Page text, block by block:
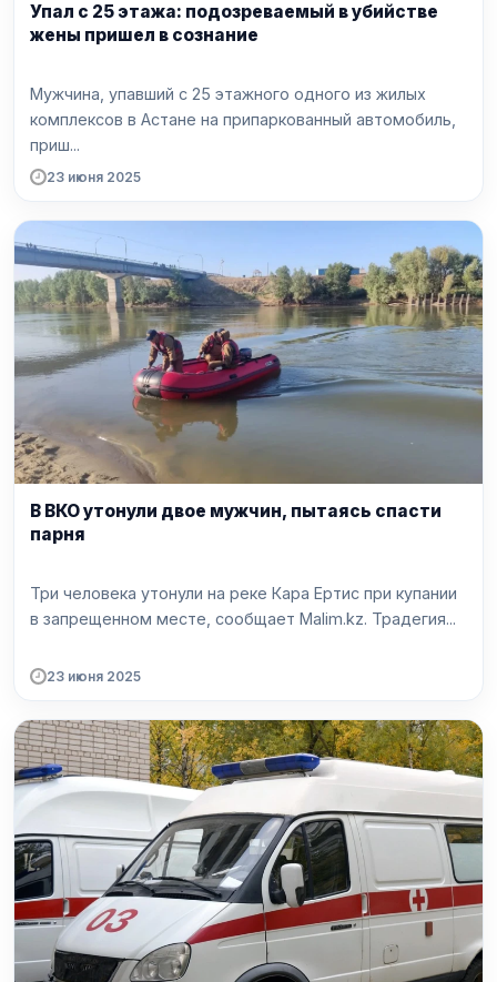
Упал с 25 этажа: подозреваемый в убийстве
жены пришел в сознание
Мужчина, упавший с 25 этажного одного из жилых
комплексов в Астане на припаркованный автомобиль,
приш...
23 июня 2025
В ВКО утонули двое мужчин, пытаясь спасти
парня
Три человека утонули на реке Кара Ертис при купании
в запрещенном месте, сообщает Malim.kz. Традегия...
23 июня 2025